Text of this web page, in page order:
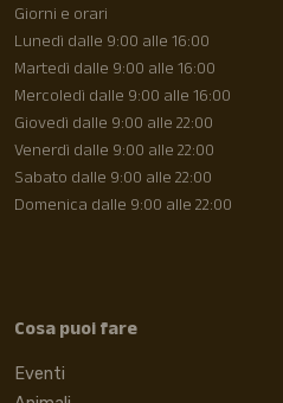
Giorni e orari
Lunedì dalle 9:00 alle 16:00
Martedì dalle 9:00 alle 16:00
Mercoledì dalle 9:00 alle 16:00
Giovedì dalle 9:00 alle 22:00
Venerdì dalle 9:00 alle 22:00
Sabato dalle 9:00 alle 22:00
Domenica dalle 9:00 alle 22:00
Cosa puoi fare
Eventi